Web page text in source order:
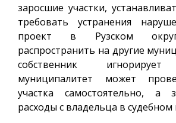
заросшие участки,
требовать устранения
проект в Рузском
распространить на другие
собственник игнорирует
муниципалитет может
участка самостоятельно, а
расходы с владельца в судебном